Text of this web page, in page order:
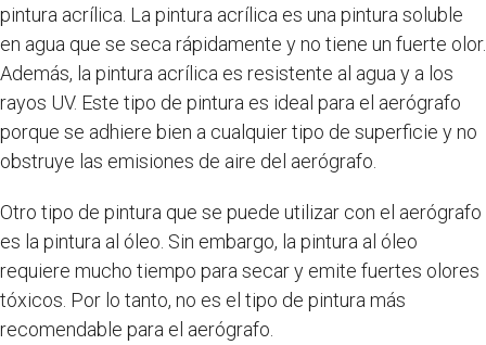
pintura acrílica. La pintura acrílica es una pintura soluble
en agua que se seca rápidamente y no tiene un fuerte olor.
Además, la pintura acrílica es resistente al agua y a los
rayos UV. Este tipo de pintura es ideal para el aerógrafo
porque se adhiere bien a cualquier tipo de superficie y no
obstruye las emisiones de aire del aerógrafo.
Otro tipo de pintura que se puede utilizar con el aerógrafo
es la pintura al óleo. Sin embargo, la pintura al óleo
requiere mucho tiempo para secar y emite fuertes olores
tóxicos. Por lo tanto, no es el tipo de pintura más
recomendable para el aerógrafo.